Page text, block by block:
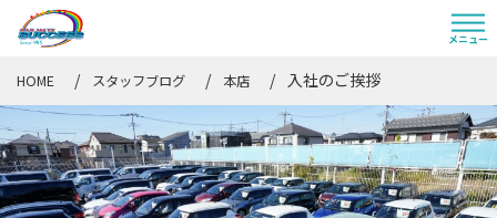
HOME スタッフブログ 本店 入社のご挨拶